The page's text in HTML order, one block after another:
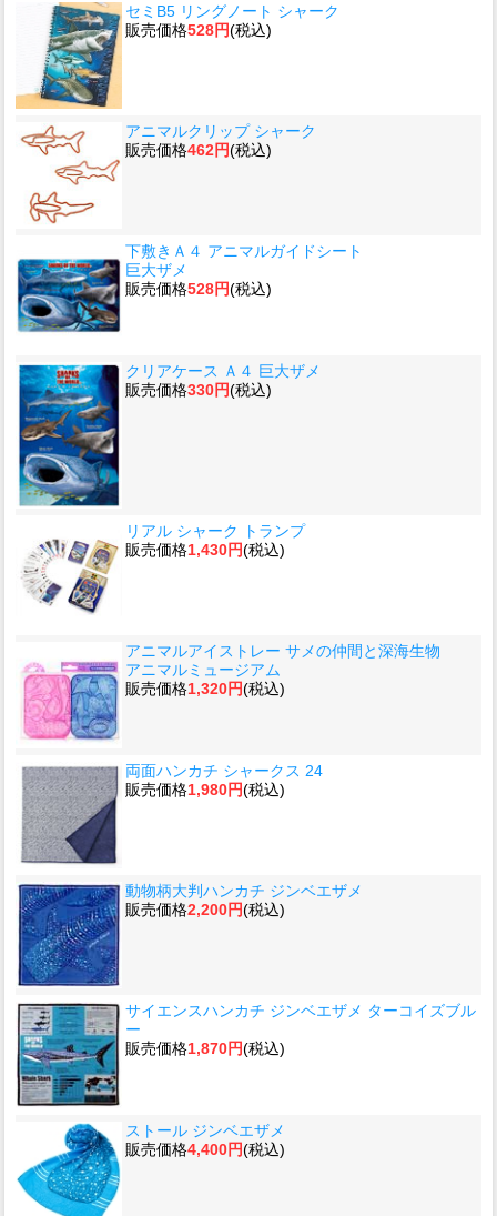
セミB5 リングノート シャーク
販売価格528円(税込)
アニマルクリップ シャーク
販売価格462円(税込)
下敷きＡ４ アニマルガイドシート
巨大ザメ
販売価格528円(税込)
クリアケース Ａ４ 巨大ザメ
販売価格330円(税込)
リアル シャーク トランプ
販売価格1,430円(税込)
アニマルアイストレー サメの仲間と深海生物
アニマルミュージアム
販売価格1,320円(税込)
両面ハンカチ シャークス 24
販売価格1,980円(税込)
動物柄大判ハンカチ ジンベエザメ
販売価格2,200円(税込)
サイエンスハンカチ ジンベエザメ ターコイズブル
ー
販売価格1,870円(税込)
ストール ジンベエザメ
販売価格4,400円(税込)